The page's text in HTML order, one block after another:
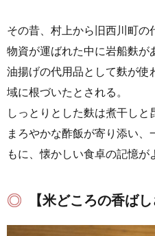
その昔、村上から旧西川町
物資が運ばれた中に岩船麩が
油揚げの代用品として麩が
域に根づいたとされる。
しっとりとした麩は煮干しと
まろやかな酢飯が寄り添い
もに、懐かしい食卓の記憶が
【米どころの香ば